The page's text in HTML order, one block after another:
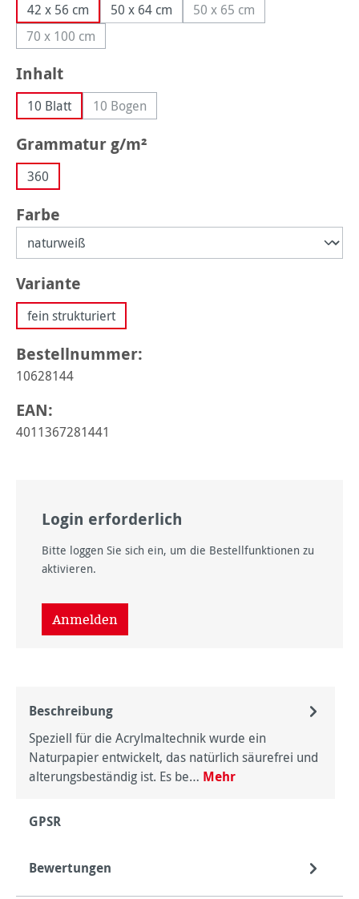
42 x 56 cm
50 x 64 cm 50 x 65 cm(Diese Option ist zurzeit
70 x 100 cm(Diese Option ist zurzeit nicht verfügbar.)
Inhaltauswählen
10 Blatt 10 Bogen(Diese Option ist zurzeit nicht verfügbar.)
Grammatur g/m²
360
Farbe
Variante
fein strukturiert
Bestellnummer:
10628144
EAN:
4011367281441
Login erforderlich
Bitte loggen Sie sich ein, um die Bestellfunktionen zu
aktivieren.
Anmelden
Beschreibung
Speziell für die Acrylmaltechnik wurde ein
Naturpapier entwickelt, das natürlich säurefrei und
alterungsbeständig ist. Es be… Mehr
GPSR
Bewertungen